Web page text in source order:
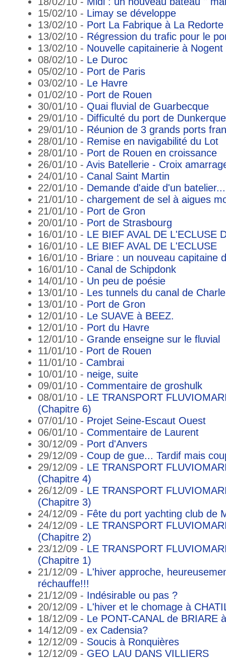
15/02/10 - Limay se développe
13/02/10 - Port La Fabrique à La Redorte
13/02/10 - Régression du trafic pour le
13/02/10 - Nouvelle capitainerie à
08/02/10 - Le Duroc
05/02/10 - Port de Paris
03/02/10 - Le Havre
01/02/10 - Port de Rouen
30/01/10 - Quai fluvial de Guarbecque
29/01/10 - Difficulté du port de Dunkerque
29/01/10 - Réunion de 3 grands ports
28/01/10 - Remise en navigabilité du Lot
28/01/10 - Port de Rouen en croissance
26/01/10 - Avis Batellerie - Croix
24/01/10 - Canal Saint Martin
22/01/10 - Demande d'aide d'un batelier...
21/01/10 - chargement de sel à aigues
21/01/10 - Port de Gron
20/01/10 - Port de Strasbourg
16/01/10 - LE BIEF AVAL DE L'ECLUSE
16/01/10 - LE BIEF AVAL DE L'ECLUSE
16/01/10 - Briare : un nouveau capitaine
16/01/10 - Canal de Schipdonk
14/01/10 - Un peu de poésie
13/01/10 - Les tunnels du canal de
13/01/10 - Port de Gron
12/01/10 - Le SUAVE à BEEZ.
12/01/10 - Port du Havre
12/01/10 - Grande enseigne sur le fluvial
11/01/10 - Port de Rouen
11/01/10 - Cambrai
10/01/10 - neige, suite
09/01/10 - Commentaire de groshulk
08/01/10 - LE TRANSPORT
(Chapitre 6)
07/01/10 - Projet Seine-Escaut Ouest
06/01/10 - Commentaire de Laurent
30/12/09 - Port d'Anvers
29/12/09 - Coup de gue... Tardif mais
29/12/09 - LE TRANSPORT
(Chapitre 4)
26/12/09 - LE TRANSPORT
(Chapitre 3)
24/12/09 - Fête du port yachting club de
24/12/09 - LE TRANSPORT
(Chapitre 2)
23/12/09 - LE TRANSPORT
(Chapitre 1)
21/12/09 - L'hiver approche,
réchauffe!!!
21/12/09 - Indésirable ou pas ?
20/12/09 - L'hiver et le chomage à
18/12/09 - Le PONT-CANAL de BRIARE
14/12/09 - ex Cadensia?
12/12/09 - Soucis à Ronquières
12/12/09 - GEO LAU DANS VILLIERS